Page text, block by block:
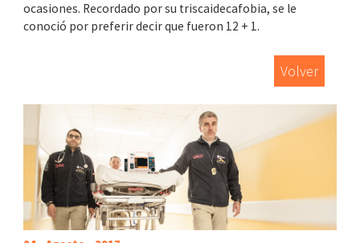
ocasiones. Recordado por su triscaidecafobia, se le
conoció por preferir decir que fueron 12 + 1.
Volver